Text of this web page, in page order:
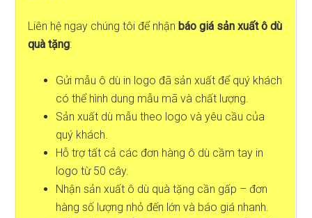
Liên hệ ngay chúng tôi để nhận báo giá sản xuất ô dù
quà tặng:
Gửi mẫu ô dù in logo đã sản xuất để quý khách
có thể hình dung mẫu mã và chất lượng.
Sản xuất dù mẫu theo logo và yêu cầu của
quý khách.
Hỗ trợ tất cả các đơn hàng ô dù cầm tay in
logo từ 50 cây.
Nhận sản xuất ô dù quà tặng cần gấp – đơn
hàng số lượng nhỏ đến lớn và báo giá nhanh.